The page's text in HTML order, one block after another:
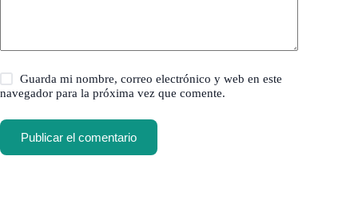
Guarda mi nombre, correo electrónico y web en este
navegador para la próxima vez que comente.
Publicar el comentario